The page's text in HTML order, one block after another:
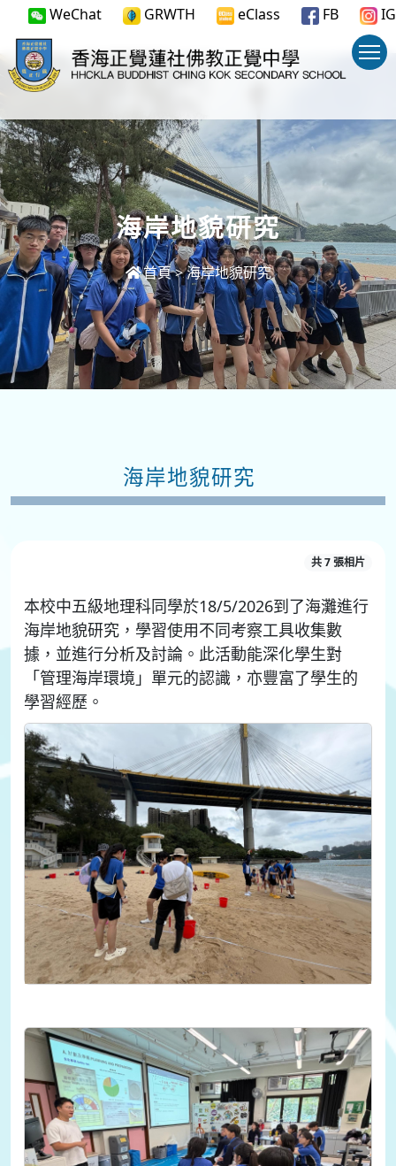
WeChat GRWTH eClass FB IG
海岸地貌研究
首頁>海岸地貌研究
海岸地貌研究
共 7 張相片
本校中五級地理科同學於18/5/2026到了海灘進行
海岸地貌研究，學習使用不同考察工具收集數
據，並進行分析及討論。此活動能深化學生對
「管理海岸環境」單元的認識，亦豐富了學生的
學習經歷。